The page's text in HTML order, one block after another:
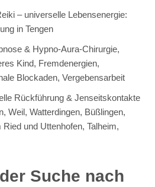
– universelle Lebensenergie:
in Tengen
& Hypno-Aura-Chirurgie,
Kind, Fremdenergien,
Blockaden, Vergebensarbeit
Rückführung & Jenseitskontakte
Weil, Watterdingen, Büßlingen,
und Uttenhofen, Talheim,
Suche nach